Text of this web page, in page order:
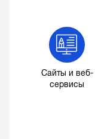
Сайты и веб-
сервисы